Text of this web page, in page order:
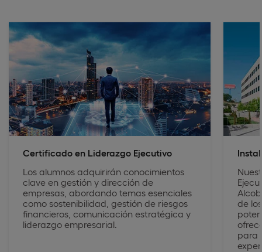
Certificado en Liderazgo Ejecutivo
Los alumnos adquirirán conocimientos
clave en gestión y dirección de
empresas, abordando temas esenciales
como sostenibilidad, gestión de riesgos
financieros, comunicación estratégica y
liderazgo empresarial.
de
para